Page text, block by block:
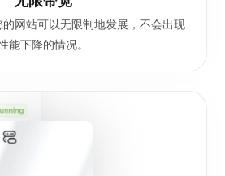
网站可以无限制地发展，不会出现
能下降的情况。